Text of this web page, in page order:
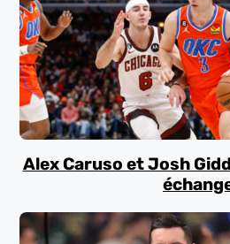
Alex Caruso et Josh